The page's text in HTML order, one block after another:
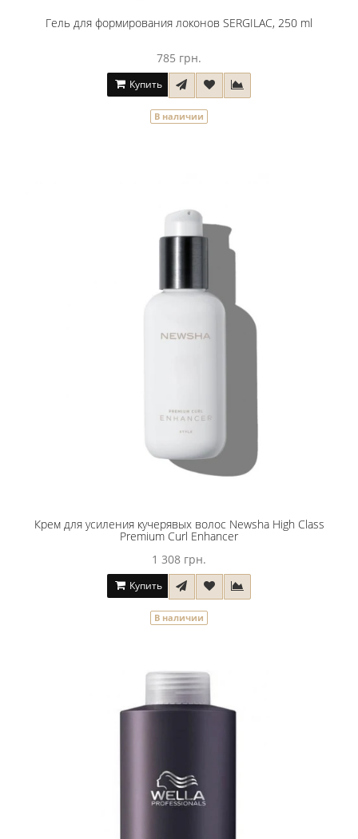
Гель для формирования локонов SERGILAC, 250 ml
785 грн.
Купить
В наличии
Крем для усиления кучерявых волос Newsha High Class
Premium Curl Enhancer
1 308 грн.
Купить
В наличии